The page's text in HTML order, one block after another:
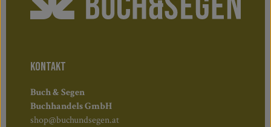
KONTAKT
Buch & Segen
Buchhandels GmbH
shop@buchundsegen.at